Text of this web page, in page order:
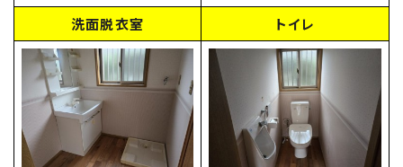
洗面脱衣室
トイレ